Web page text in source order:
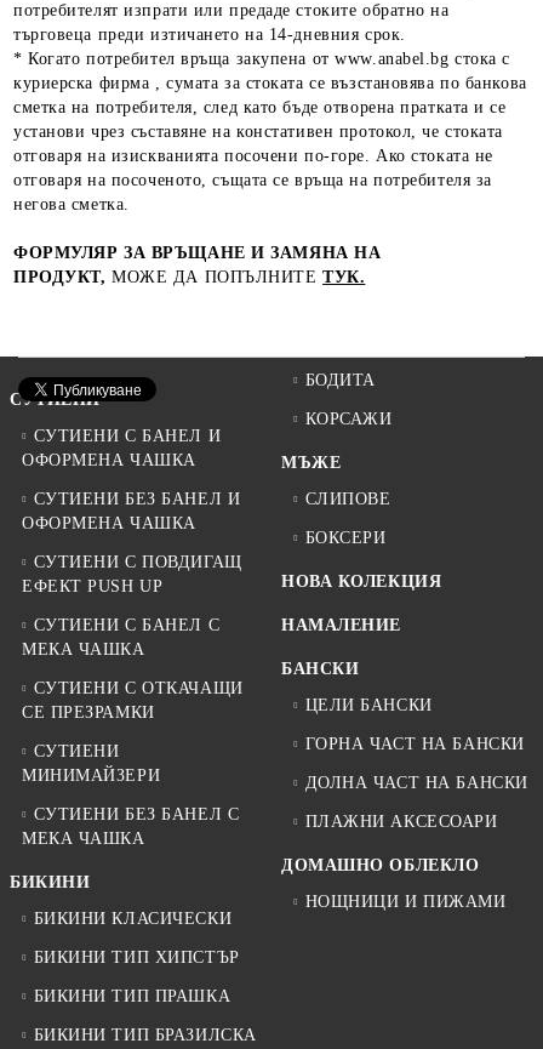
потребителят изпрати или предаде стоките обратно на
търговеца преди изтичането на 14-дневния срок.
* Когато потребител връща закупена от www.anabel.bg стока с
куриерска фирма , сумата за стоката се възстановява по банкова
сметка на потребителя, след като бъде отворена пратката и се
установи чрез съставяне на констативен протокол, че стоката
отговаря на изискванията посочени по-горе. Ако стоката не
отговаря на посоченото, същата се връща на потребителя за
негова сметка.
ФОРМУЛЯР ЗА ВРЪЩАНЕ И ЗАМЯНА НА
ПРОДУКТ,МОЖЕ ДА ПОПЪЛНИТЕ ТУК.
СУТИЕНИ
СУТИЕНИ С БАНЕЛ И
ОФОРМЕНА ЧАШКА
СУТИЕНИ БЕЗ БАНЕЛ И
ОФОРМЕНА ЧАШКА
СУТИЕНИ С ПОВДИГАЩ
ЕФЕКТ PUSH UP
СУТИЕНИ С БАНЕЛ С
МЕКА ЧАШКА
СУТИЕНИ С ОТКАЧАЩИ
СЕ ПРЕЗРАМКИ
СУТИЕНИ
МИНИМАЙЗЕРИ
СУТИЕНИ БЕЗ БАНЕЛ С
МЕКА ЧАШКА
БИКИНИ
БИКИНИ КЛАСИЧЕСКИ
БИКИНИ ТИП ХИПСТЪР
БИКИНИ ТИП ПРАШКА
БИКИНИ ТИП БРАЗИЛСКА
БОДИТА
КОРСАЖИ
МЪЖЕ
СЛИПОВЕ
БОКСЕРИ
НОВА КОЛЕКЦИЯ
НАМАЛЕНИЕ
БАНСКИ
ЦЕЛИ БАНСКИ
ГОРНА ЧАСТ НА БАНСКИ
ДОЛНА ЧАСТ НА БАНСКИ
ПЛАЖНИ АКСЕСОАРИ
ДОМАШНО ОБЛЕКЛО
НОЩНИЦИ И ПИЖАМИ